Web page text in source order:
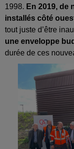
1998. En 2019, de
installés côté
tout juste d’être
une enveloppe
durée de ces